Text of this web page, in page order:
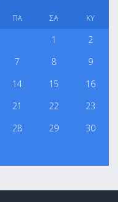
ΠΑ ΣΑ ΚΥ
1
2
7 8
9
14 15
16
21 22
23
28 29
30